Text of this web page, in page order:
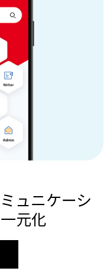
ュニケーシ
元化